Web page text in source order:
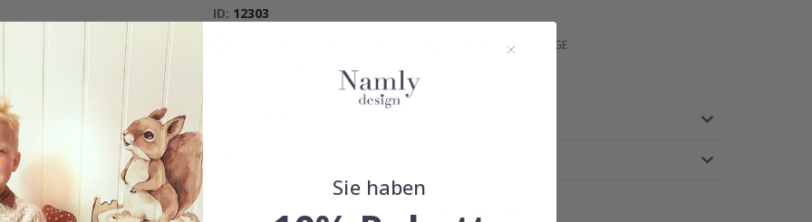
ID 12303
LIEFERUNG 4-7 TAGE
100% ZUFRIEDENHEITSGARANTIE
Sie haben